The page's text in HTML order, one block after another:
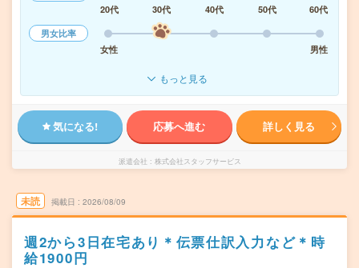
20代
30代 40代 50代
60代
男女比率
女性
男性
もっと見る
気になる! 応募へ進む 詳しく見る
派遣会社 株式会社スタッフサービス
未読 掲載日 2026/08/09
週2から3日在宅あり＊伝票仕訳入力など＊時
給1900円